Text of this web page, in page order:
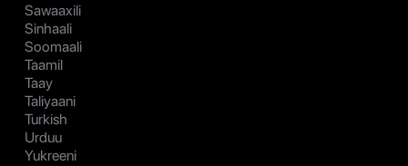
Sawaaxili
Sinhaali
Soomaali
Taamil
Taay
Taliyaani
Turkish
Urduu
Yukreeni